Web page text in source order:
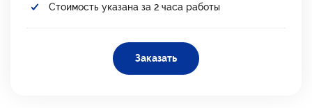
Стоимость указана за 2 часа работы
Заказать